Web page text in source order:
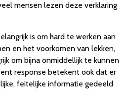
mensen lezen deze verklaring
is om hard te werken aan
en het voorkomen van lekken,
om bijna onmiddellijk te kunnen
response betekent ook dat er
feitelijke informatie gedeeld